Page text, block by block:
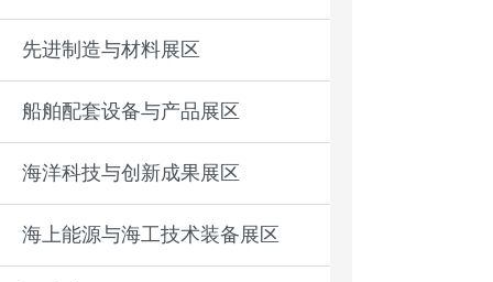
先进制造与材料展区
船舶配套设备与产品展区
海洋科技与创新成果展区
海上能源与海工技术装备展区